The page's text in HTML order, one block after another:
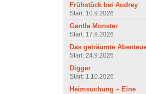
Frühstück bei Audrey
Start: 10.9.2026
Gentle Monster
Start: 17.9.2026
Das geträumte
Start: 24.9.2026
Digger
Start: 1.10.2026
Heimsuchung – Eine